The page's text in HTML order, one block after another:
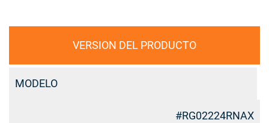
VERSION DEL PRODUCTO
MODELO
#RG02224RNAX